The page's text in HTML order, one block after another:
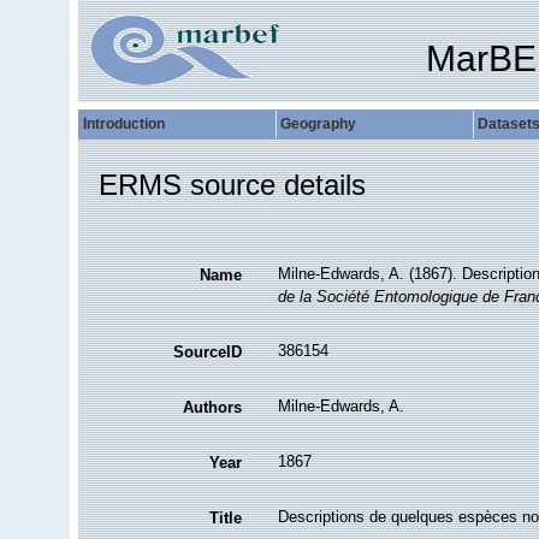
Introduction Geography Datasets
ERMS source details
Name
Milne-Edwards, A. (1867).
de la Société Entomologique de
SourceID 386154
Authors Milne-Edwards, A.
Year 1867
Title Descriptions de quelques espèces